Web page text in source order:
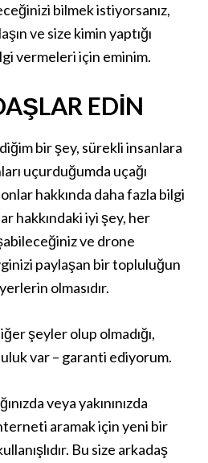
bilmek istiyorsanız,
ve size kimin yaptığı
vermeleri için eminim.
EDIN
bir şey, sürekli insanlara
uçurduğumda uçağı
hakkında daha fazla bilgi
hakkındaki iyi şey, her
ve drone
paylaşan bir topluluğun
olmasıdır.
şeyler olup olmadığı,
var – garanti ediyorum.
veya yakınınızda
aramak için yeni bir
Bu size arkadaş